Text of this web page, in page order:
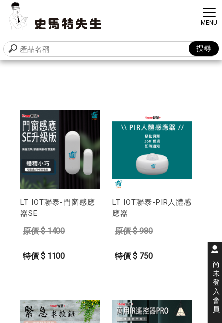
尚
未
登
入
會
員
LT IOT聯泰-門窗感應
器SE
原價 $ 1400
特價 $ 1100
LT IOT聯泰-PIR人體感
應器
原價 $ 980
特價 $ 750